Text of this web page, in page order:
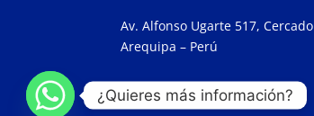
Av. Alfonso Ugarte 517, Cercado
Arequipa – Perú
¿Quieres más información?